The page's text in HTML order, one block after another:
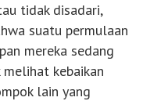
tidak disadari,
suatu permulaan
mereka sedang
kebaikan
lain yang